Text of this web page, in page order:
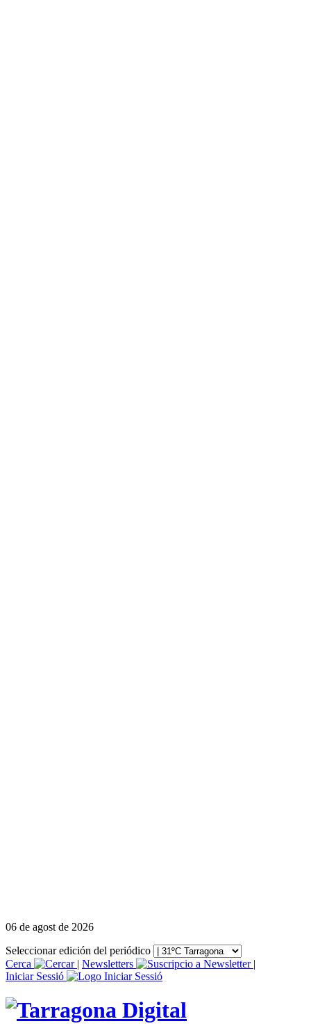
06 de agost de 2026
Seleccionar edición del periódico
Cerca
| Newsletters
|
Iniciar Sessió